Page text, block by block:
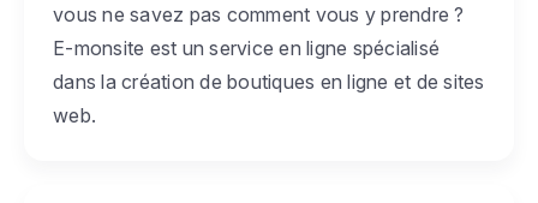
vous ne savez pas comment vous y prendre ?
E-monsite est un service en ligne spécialisé
dans la création de boutiques en ligne et de sites
web.